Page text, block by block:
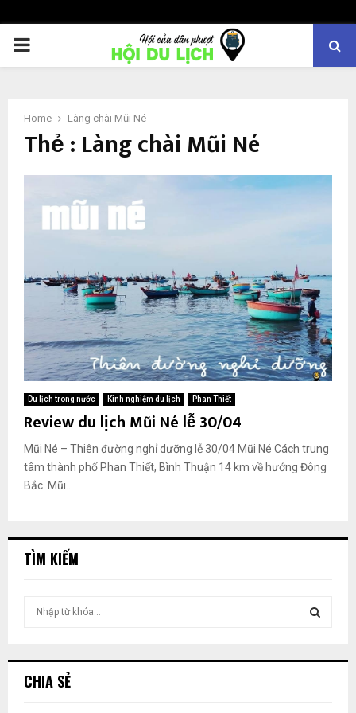
PRIMARY
Home Làng chài Mũi Né
Thẻ : Làng chài Mũi Né
Du lịch trong nước Kinh nghiệm du lịch Phan Thiết
Review du lịch Mũi Né lễ 30/04
Mũi Né – Thiên đường nghỉ dưỡng lễ 30/04 Mũi Né Cách trung
tâm thành phố Phan Thiết, Bình Thuận 14 km về hướng Đông
Bắc. Mũi...
TÌM KIẾM
ế
CHIA SẺ